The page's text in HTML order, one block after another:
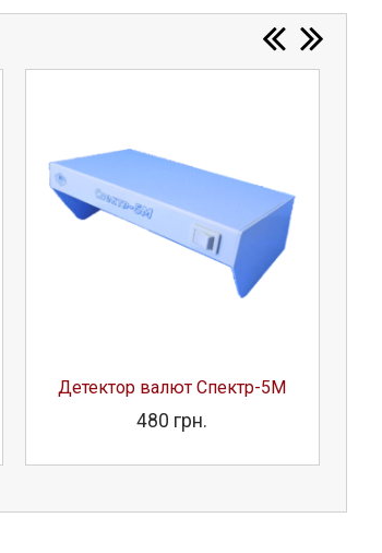
Детектор валют Спектр-5М
480 грн.